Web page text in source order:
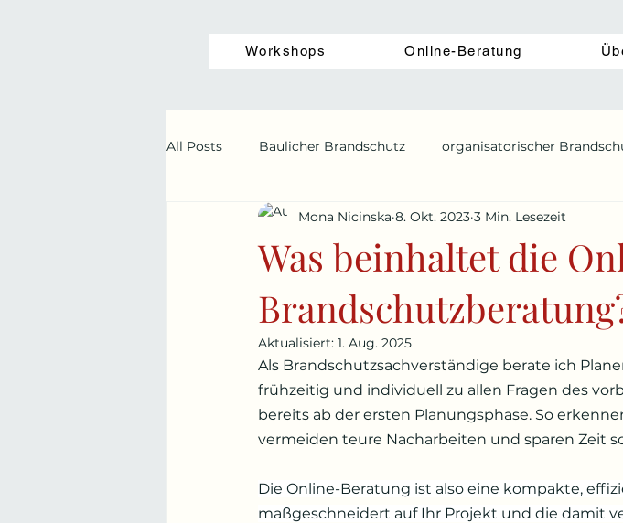
Workshops Online-Beratung
All Posts Baulicher Brandschutz organisatorischer
Bauherren Onlinekurs Brandschutz in der
Was beinhaltet die
Mona Nicinska 8. Okt. 2023 3 Min. Lesezeit
Aktualisiert: 1. Aug. 2025
Als Brandschutzsachverständige berate ich
frühzeitig und individuell zu allen Fragen des
bereits ab der ersten Planungsphase. So
vermeiden teure Nacharbeiten und sparen Zeit
Die Online-Beratung ist also eine kompakte,
maßgeschneidert auf Ihr Projekt und die damit